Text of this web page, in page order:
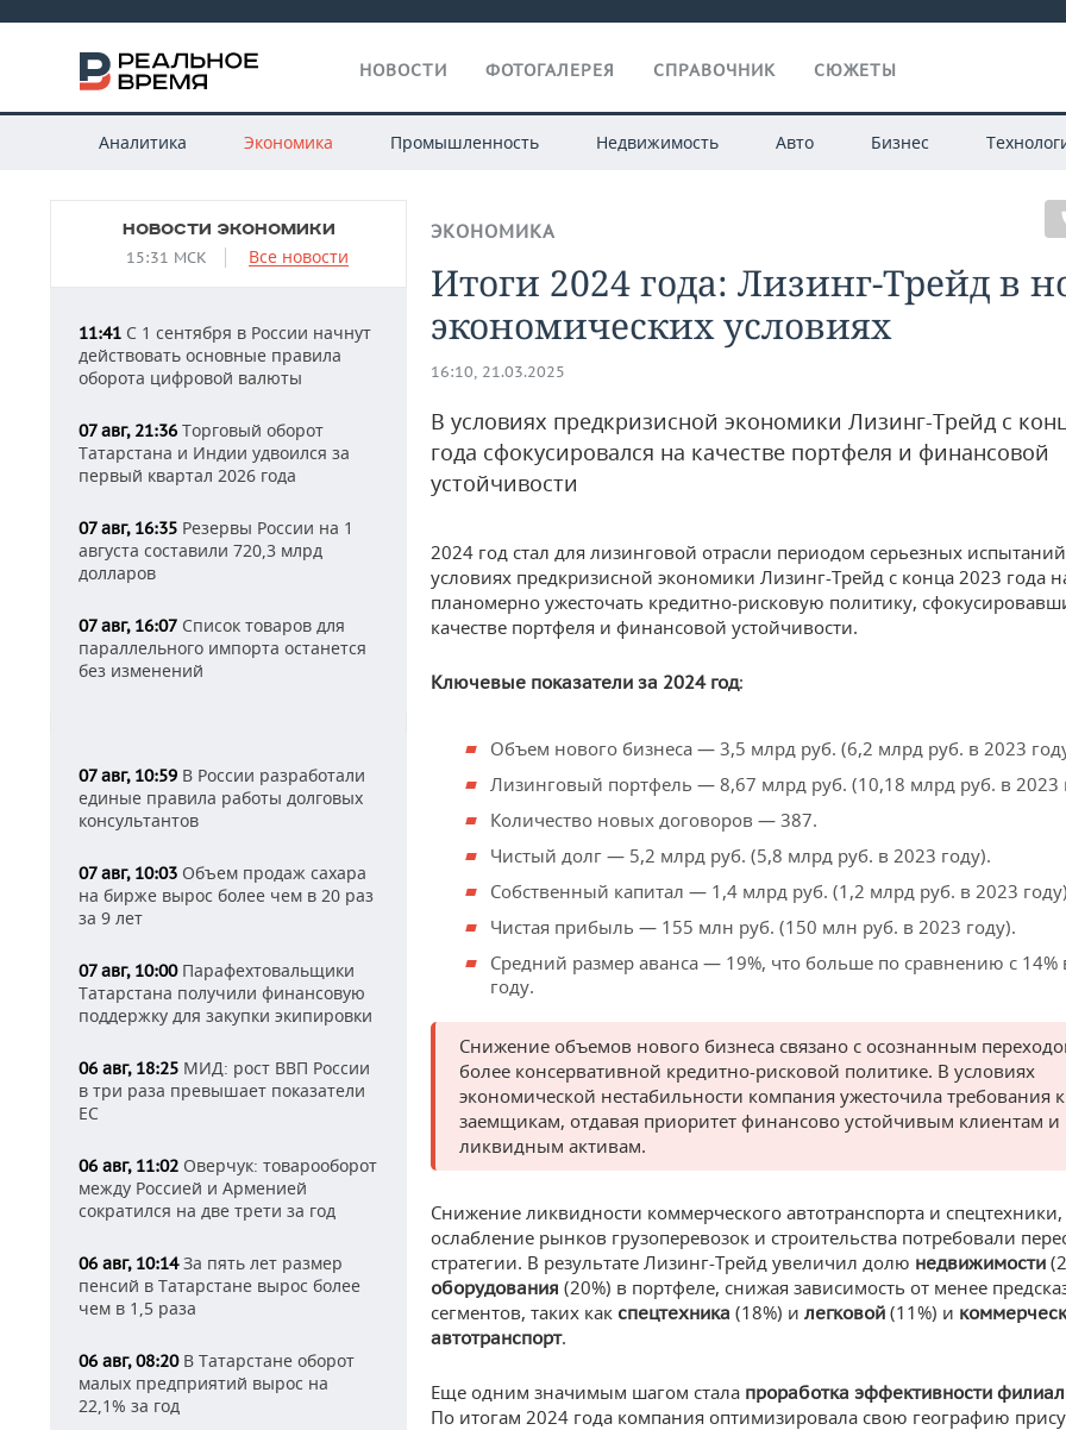
НОВОСТИ ФОТОГАЛЕРЕЯ СПРАВОЧНИК СЮЖЕТЫ
Аналитика Экономика Промышленность Недвижимость Авто Бизнес
НОВОСТИ ЭКОНОМИКИ
15:31 МСК Все новости
11:41 С 1 сентября в России начнут
действовать основные правила
оборота цифровой валюты
07 авг, 21:36 Торговый оборот
Татарстана и Индии удвоился за
первый квартал 2026 года
07 авг, 16:35 Резервы России на 1
августа составили 720,3 млрд
долларов
07 авг, 16:07 Список товаров для
параллельного импорта останется
без изменений
07 авг, 10:59 В России разработали
единые правила работы долговых
консультантов
07 авг, 10:03 Объем продаж сахара
на бирже вырос более чем в 20 раз
за 9 лет
07 авг, 10:00Парафехтовальщики
Татарстана получили финансовую
поддержку для закупки экипировки
06 авг, 18:25 МИД: рост ВВП России
в три раза превышает показатели
ЕС
06 авг, 11:02 Оверчук: товарооборот
между Россией и Арменией
сократился на две трети за год
06 авг, 10:14За пять лет размер
пенсий в Татарстане вырос более
чем в 1,5 раза
06 авг, 08:20В Татарстане оборот
малых предприятий вырос на
22,1% за год
ЭКОНОМИКА
Итоги 2024 года: Лизинг-Трейд в
экономических условиях
16:10, 21.03.2025
В условиях предкризисной экономики Лизинг-Трейд с
года сфокусировался на качестве портфеля и финансовой
устойчивости
2024 год стал для лизинговой отрасли периодом серьезных
условиях предкризисной экономики Лизинг-Трейд с конца 2023 года
планомерно ужесточать кредитно-рисковую политику,
качестве портфеля и финансовой устойчивости.
Ключевые показатели за 2024 год:
Объем нового бизнеса — 3,5 млрд руб. (6,2 млрд руб. в 2023
Лизинговый портфель — 8,67 млрд руб. (10,18 млрд руб. в 2023
Количество новых договоров — 387.
Чистый долг — 5,2 млрд руб. (5,8 млрд руб. в 2023 году).
Собственный капитал — 1,4 млрд руб. (1,2 млрд руб. в 2023
Чистая прибыль — 155 млн руб. (150 млн руб. в 2023 году).
Средний размер аванса — 19%, что больше по сравнению с 14%
году.
Снижение объемов нового бизнеса связано с осознанным
более консервативной кредитно-рисковой политике. В условиях
экономической нестабильности компания ужесточила требования к
заемщикам, отдавая приоритет финансово устойчивым клиентам и
ликвидным активам.
Снижение ликвидности коммерческого автотранспорта и спецтехники,
ослабление рынков грузоперевозок и строительства потребовали
стратегии. В результате Лизинг-Трейд увеличил долю недвижимости
оборудования (20%) в портфеле, снижая зависимость от менее
сегментов, таких как спецтехника (18%) и легковой (11%) и
автотранспорт.
Еще одним значимым шагом стала проработка эффективности
По итогам 2024 года компания оптимизировала свою географию